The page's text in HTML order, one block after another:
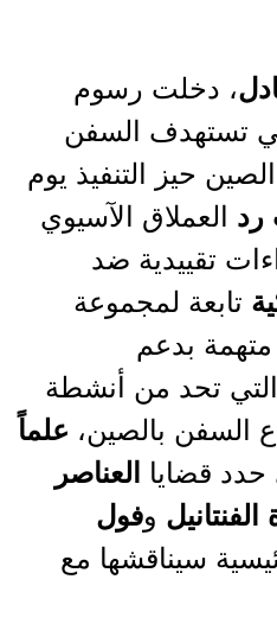
، دخلت رسوم
تستهدف السفن
حيز التنفيذ يوم
رد العملاق الآسيوي
تقييدية ضد
تابعة لمجموعة
متهمة بدعم
التي تحد من أنشطة
السفن بالصين، علماً
حدد قضايا
العناصر
الفنتانيل وفول
سيناقشها مع